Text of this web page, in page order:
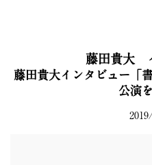
藤田貴大
藤田貴大インタビュー「
公演